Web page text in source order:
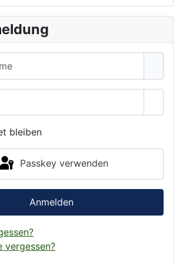
bleiben
Passkey verwenden
Anmelden
vergessen?